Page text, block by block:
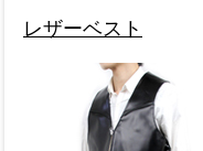
レザーベスト